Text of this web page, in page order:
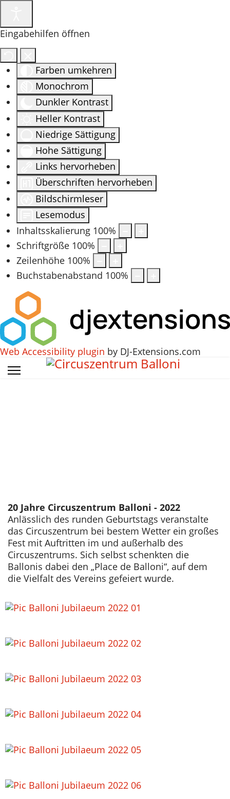
Eingabehilfen öffnen
Farben umkehren
Monochrom
Dunkler Kontrast
Heller Kontrast
Niedrige Sättigung
Hohe Sättigung
Links hervorheben
Überschriften hervorheben
Bildschirmleser
Lesemodus
Inhaltsskalierung 100%
Schriftgröße 100%
Zeilenhöhe 100%
Buchstabenabstand 100%
Web Accessibility plugin by DJ-Extensions.com
20 Jahre Circuszentrum Balloni - 2022
Anlässlich des runden Geburtstags veranstalte
das Circuszentrum bei bestem Wetter ein großes
Fest mit Auftritten im und außerhalb des
Circuszentrums. Sich selbst schenkten die
Ballonis dabei den „Place de Balloni“, auf dem
die Vielfalt des Vereins gefeiert wurde.
Vorheriges
Jahr
Vorheriger
Monat
Nächstes
Jahr
Nächstes